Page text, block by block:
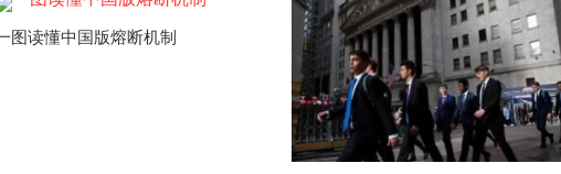
图读懂中国版熔断机制